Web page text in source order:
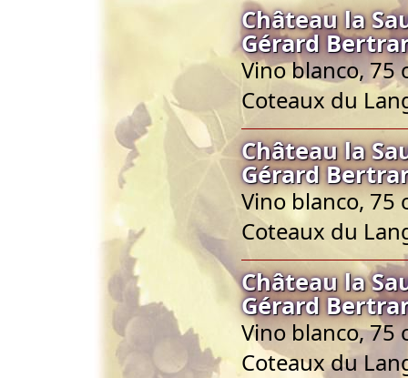
Château la
Gérard
Vino blanco, 75
Coteaux du
Château la
Gérard
Vino blanco, 75
Coteaux du
Château la
Gérard
Vino blanco, 75
Coteaux du